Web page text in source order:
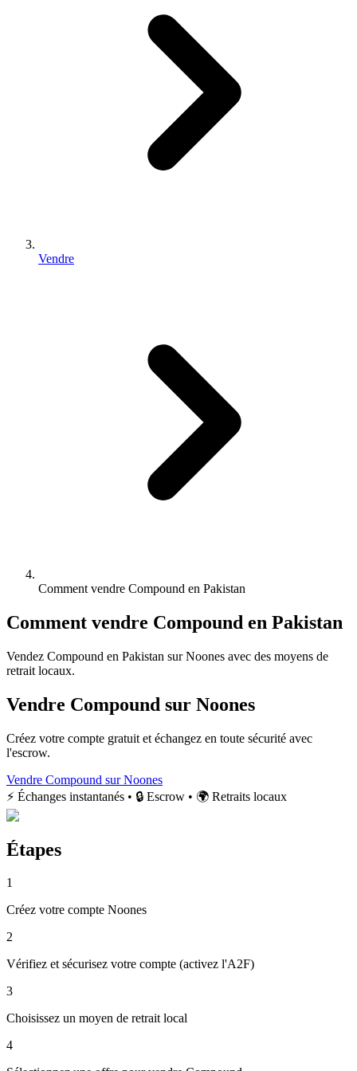
Vendre
Comment vendre Compound en Pakistan
Comment vendre Compound en Pakistan
Vendez Compound en Pakistan sur Noones avec des moyens de
retrait locaux.
Vendre Compound sur Noones
Créez votre compte gratuit et échangez en toute sécurité avec
l'escrow.
Vendre Compound sur Noones
⚡ Échanges instantanés • 🔒 Escrow • 🌍 Retraits locaux
Étapes
1
Créez votre compte Noones
2
Vérifiez et sécurisez votre compte (activez l'A2F)
3
Choisissez un moyen de retrait local
4